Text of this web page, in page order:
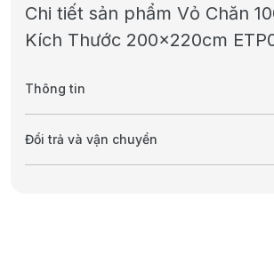
Chi tiết sản phẩm Vỏ Chăn
Kích Thước 200x220cm
Thông tin
Đổi trả và vận chuyển